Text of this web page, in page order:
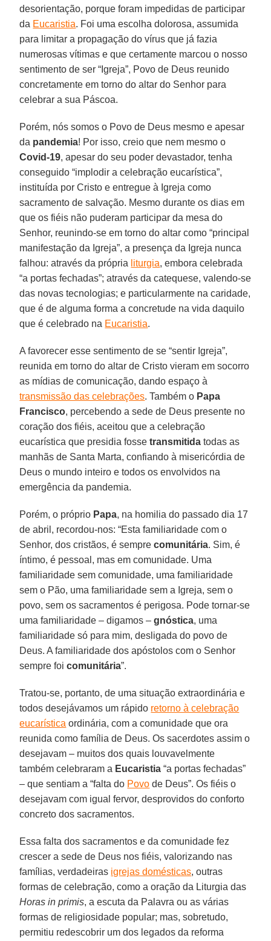
desorientação, porque foram impedidas de participar
da Eucaristia. Foi uma escolha dolorosa, assumida
para limitar a propagação do vírus que já fazia
numerosas vítimas e que certamente marcou o nosso
sentimento de ser “Igreja”, Povo de Deus reunido
concretamente em torno do altar do Senhor para
celebrar a sua Páscoa.
Porém, nós somos o Povo de Deus mesmo e apesar
da pandemia! Por isso, creio que nem mesmo o
Covid-19, apesar do seu poder devastador, tenha
conseguido “implodir a celebração eucarística”,
instituída por Cristo e entregue à Igreja como
sacramento de salvação. Mesmo durante os dias em
que os fiéis não puderam participar da mesa do
Senhor, reunindo-se em torno do altar como “principal
manifestação da Igreja”, a presença da Igreja nunca
falhou: através da própria liturgia, embora celebrada
“a portas fechadas”; através da catequese, valendo-se
das novas tecnologias; e particularmente na caridade,
que é de alguma forma a concretude na vida daquilo
que é celebrado na Eucaristia.
A favorecer esse sentimento de se “sentir Igreja”,
reunida em torno do altar de Cristo vieram em socorro
as mídias de comunicação, dando espaço à
transmissão das celebrações. Também o Papa
Francisco, percebendo a sede de Deus presente no
coração dos fiéis, aceitou que a celebração
eucarística que presidia fossetransmitida todas as
manhãs de Santa Marta, confiando à misericórdia de
Deus o mundo inteiro e todos os envolvidos na
emergência da pandemia.
Porém, o próprio Papa, na homilia do passado dia 17
de abril, recordou-nos: “Esta familiaridade com o
Senhor, dos cristãos, é semprecomunitária. Sim, é
íntimo, é pessoal, mas em comunidade. Uma
familiaridade sem comunidade, uma familiaridade
sem o Pão, uma familiaridade sem a Igreja, sem o
povo, sem os sacramentos é perigosa. Pode tornar-se
uma familiaridade – digamos –gnóstica, uma
familiaridade só para mim, desligada do povo de
Deus. A familiaridade dos apóstolos com o Senhor
sempre foicomunitária”.
Tratou-se, portanto, de uma situação extraordinária e
todos desejávamos um rápido retorno à celebração
eucarística ordinária, com a comunidade que ora
reunida como família de Deus. Os sacerdotes assim o
desejavam – muitos dos quais louvavelmente
também celebraram a Eucaristia “a portas fechadas”
– que sentiam a “falta do Povo de Deus”. Os fiéis o
desejavam com igual fervor, desprovidos do conforto
concreto dos sacramentos.
Essa falta dos sacramentos e da comunidade fez
crescer a sede de Deus nos fiéis, valorizando nas
famílias, verdadeiras igrejas domésticas, outras
formas de celebração, como a oração da Liturgia das
Horas in primis, a escuta da Palavra ou as várias
formas de religiosidade popular; mas, sobretudo,
permitiu redescobrir um dos legados da reforma